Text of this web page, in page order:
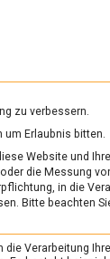
/
Fisch?
zu verbessern.
um Erlaubnis bitten.
Website und
die Messung
in die
Bitte beachten
Verarbeitung